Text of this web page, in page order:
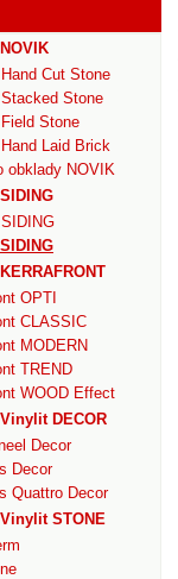
Cut Stone
Stone
Stone
Laid Brick
obklady NOVIK
OPTI
CLASSIC
MODERN
TREND
WOOD Effect
DECOR
Decor
Decor
Quattro Decor
STONE